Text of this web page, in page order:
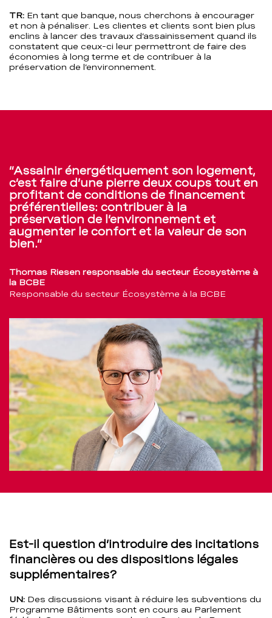
TR: En tant que banque, nous cherchons à encourager
et non à pénaliser. Les clientes et clients sont bien plus
enclins à lancer des travaux d’assainissement quand ils
constatent que ceux-ci leur permettront de faire des
économies à long terme et de contribuer à la
préservation de l’environnement.
Assainir énergétiquement son logement,
c’est faire d’une pierre deux coups tout en
profitant de conditions de financement
préférentielles: contribuer à la
préservation de l’environnement et
augmenter le confort et la valeur de son
bien.
Thomas Riesen responsable du secteur Écosystème à
la BCBE
Responsable du secteur Écosystème à la BCBE
Est-il question d’introduire des incitations
financières ou des dispositions légales
supplémentaires?
UN: Des discussions visant à réduire les subventions du
Programme Bâtiments sont en cours au Parlement